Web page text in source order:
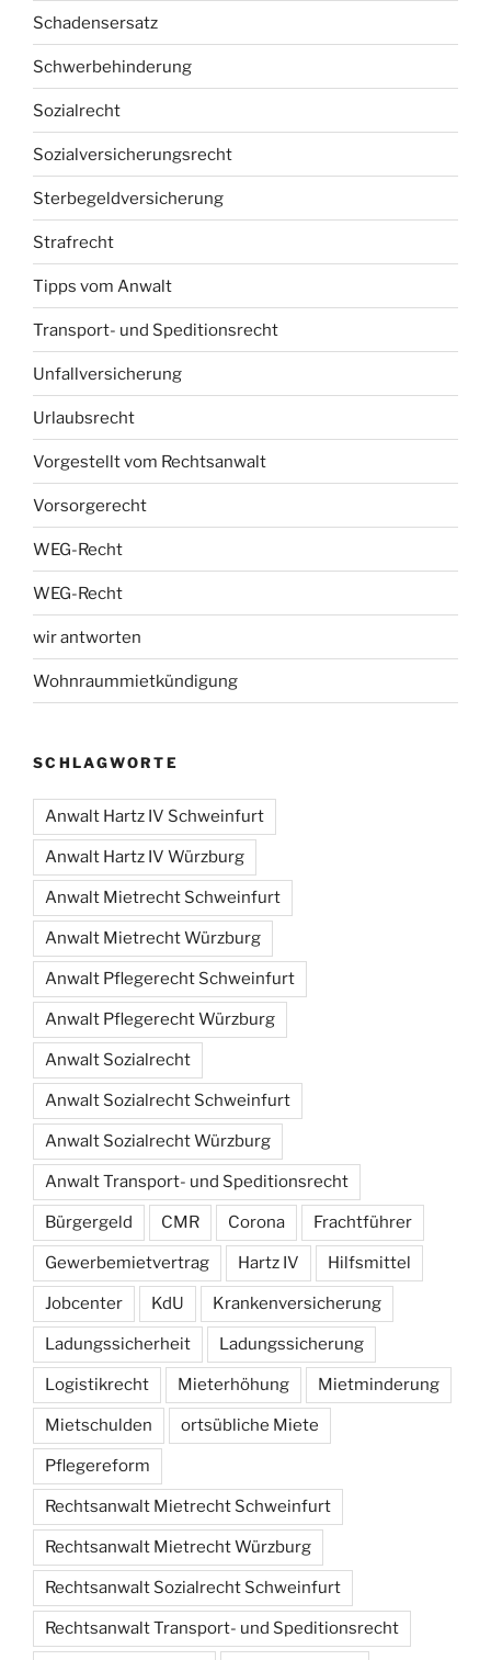
Schadensersatz
Schwerbehinderung
Sozialrecht
Sozialversicherungsrecht
Sterbegeldversicherung
Strafrecht
Tipps vom Anwalt
Transport- und Speditionsrecht
Unfallversicherung
Urlaubsrecht
Vorgestellt vom Rechtsanwalt
Vorsorgerecht
WEG-Recht
WEG-Recht
wir antworten
Wohnraummietkündigung
SCHLAGWORTE
Anwalt Hartz IV Schweinfurt
Anwalt Hartz IV Würzburg
Anwalt Mietrecht Schweinfurt
Anwalt Mietrecht Würzburg
Anwalt Pflegerecht Schweinfurt
Anwalt Pflegerecht Würzburg
Anwalt Sozialrecht
Anwalt Sozialrecht Schweinfurt
Anwalt Sozialrecht Würzburg
Anwalt Transport- und Speditionsrecht
Bürgergeld CMR Corona Frachtführer
Gewerbemietvertrag Hartz IV Hilfsmittel
Jobcenter KdU Krankenversicherung
Ladungssicherheit Ladungssicherung
Logistikrecht Mieterhöhung Mietminderung
Mietschulden ortsübliche Miete
Pflegereform
Rechtsanwalt Mietrecht Schweinfurt
Rechtsanwalt Mietrecht Würzburg
Rechtsanwalt Sozialrecht Schweinfurt
Rechtsanwalt Transport- und Speditionsrecht